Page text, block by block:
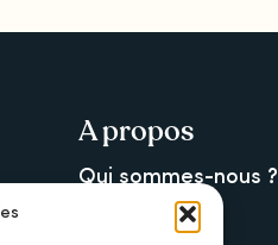
A propos
Qui sommes-nous ?
La newsletter